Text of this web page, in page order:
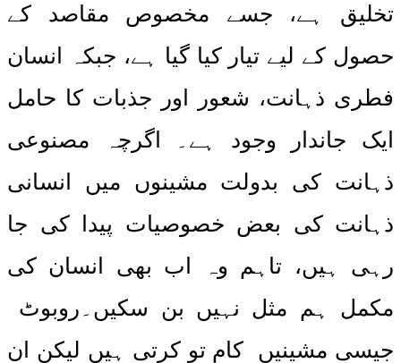
تخلیق ہے، جسے مخصوص مقاصد کے
حصول کے لیے تیار کیا گیا ہے، جبکہ انسان
فطری ذہانت، شعور اور جذبات کا حامل
ایک جاندار وجود ہے۔ اگرچہ مصنوعی
ذہانت کی بدولت مشینوں میں انسانی
ذہانت کی بعض خصوصیات پیدا کی جا
رہی ہیں، تاہم وہ اب بھی انسان کی
مکمل ہم مثل نہیں بن سکیں۔روبوٹ
جیسی مشینیں کام تو کرتی ہیں لیکن ان